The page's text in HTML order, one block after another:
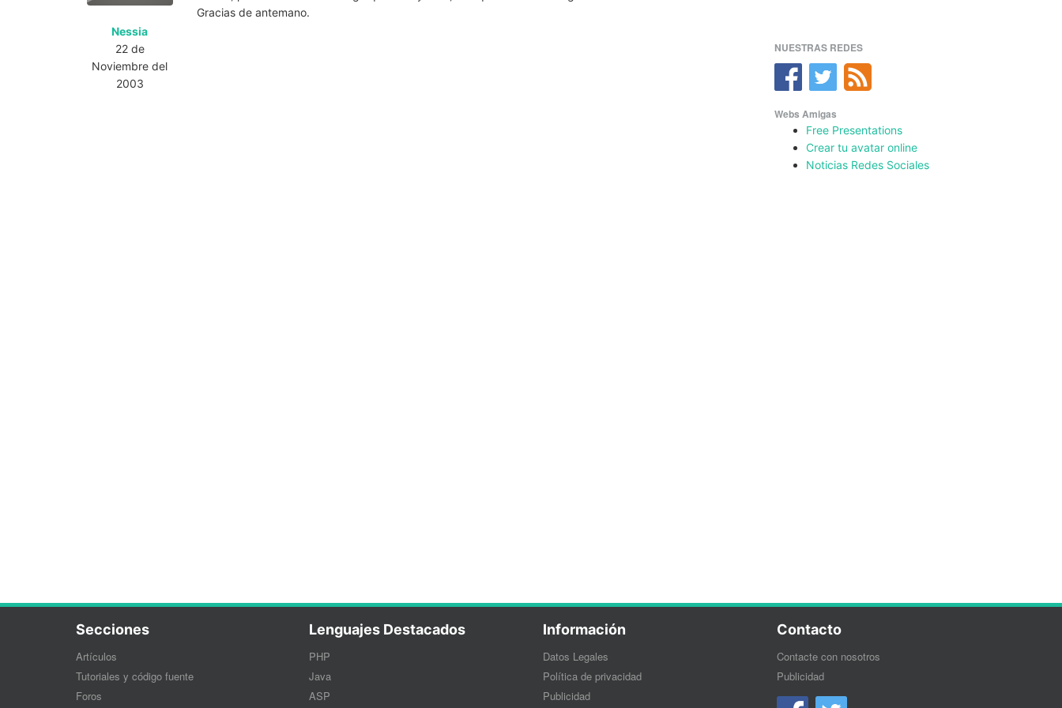
Nessia
22 de
Noviembre del
2003
Gracias de antemano.
NUESTRAS REDES
Webs Amigas
Free Presentations
Crear tu avatar online
Noticias Redes Sociales
Secciones
Artículos
Tutoriales y código fuente
Foros
Lenguajes Destacados
PHP
Java
ASP
Información
Datos Legales
Política de privacidad
Publicidad
Contacto
Contacte con nosotros
Publicidad